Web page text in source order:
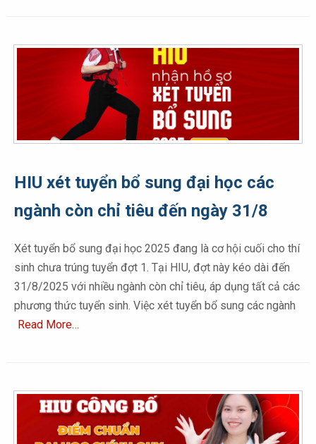
HIU xét tuyển bổ sung đại học các
ngành còn chỉ tiêu đến ngày 31/8
Xét tuyển bổ sung đại học 2025 đang là cơ hội cuối cho thí
sinh chưa trúng tuyển đợt 1. Tại HIU, đợt này kéo dài đến
31/8/2025 với nhiều ngành còn chỉ tiêu, áp dụng tất cả các
phương thức tuyển sinh. Việc xét tuyển bổ sung các ngành
Read More…